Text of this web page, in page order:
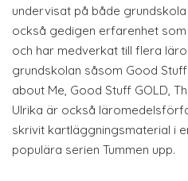
undervisat på både
också gedigen erfarenhet
och har medverkat till flera
grundskolan såsom Good
about Me, Good Stuff GOLD,
Ulrika är också
skrivit kartläggningsmaterial i
populära serien Tummen upp.